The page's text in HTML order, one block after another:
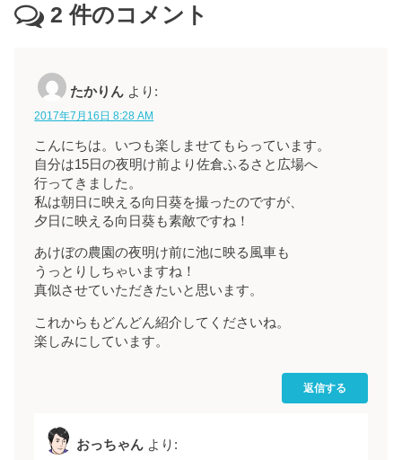
2 件のコメント
たかりん より:
2017年7月16日 8:28 AM
こんにちは。いつも楽しませてもらっています。
自分は15日の夜明け前より佐倉ふるさと広場へ
行ってきました。
私は朝日に映える向日葵を撮ったのですが、
夕日に映える向日葵も素敵ですね！
あけぼの農園の夜明け前に池に映る風車も
うっとりしちゃいますね！
真似させていただきたいと思います。
これからもどんどん紹介してくださいね。
楽しみにしています。
返信する
おっちゃん より: